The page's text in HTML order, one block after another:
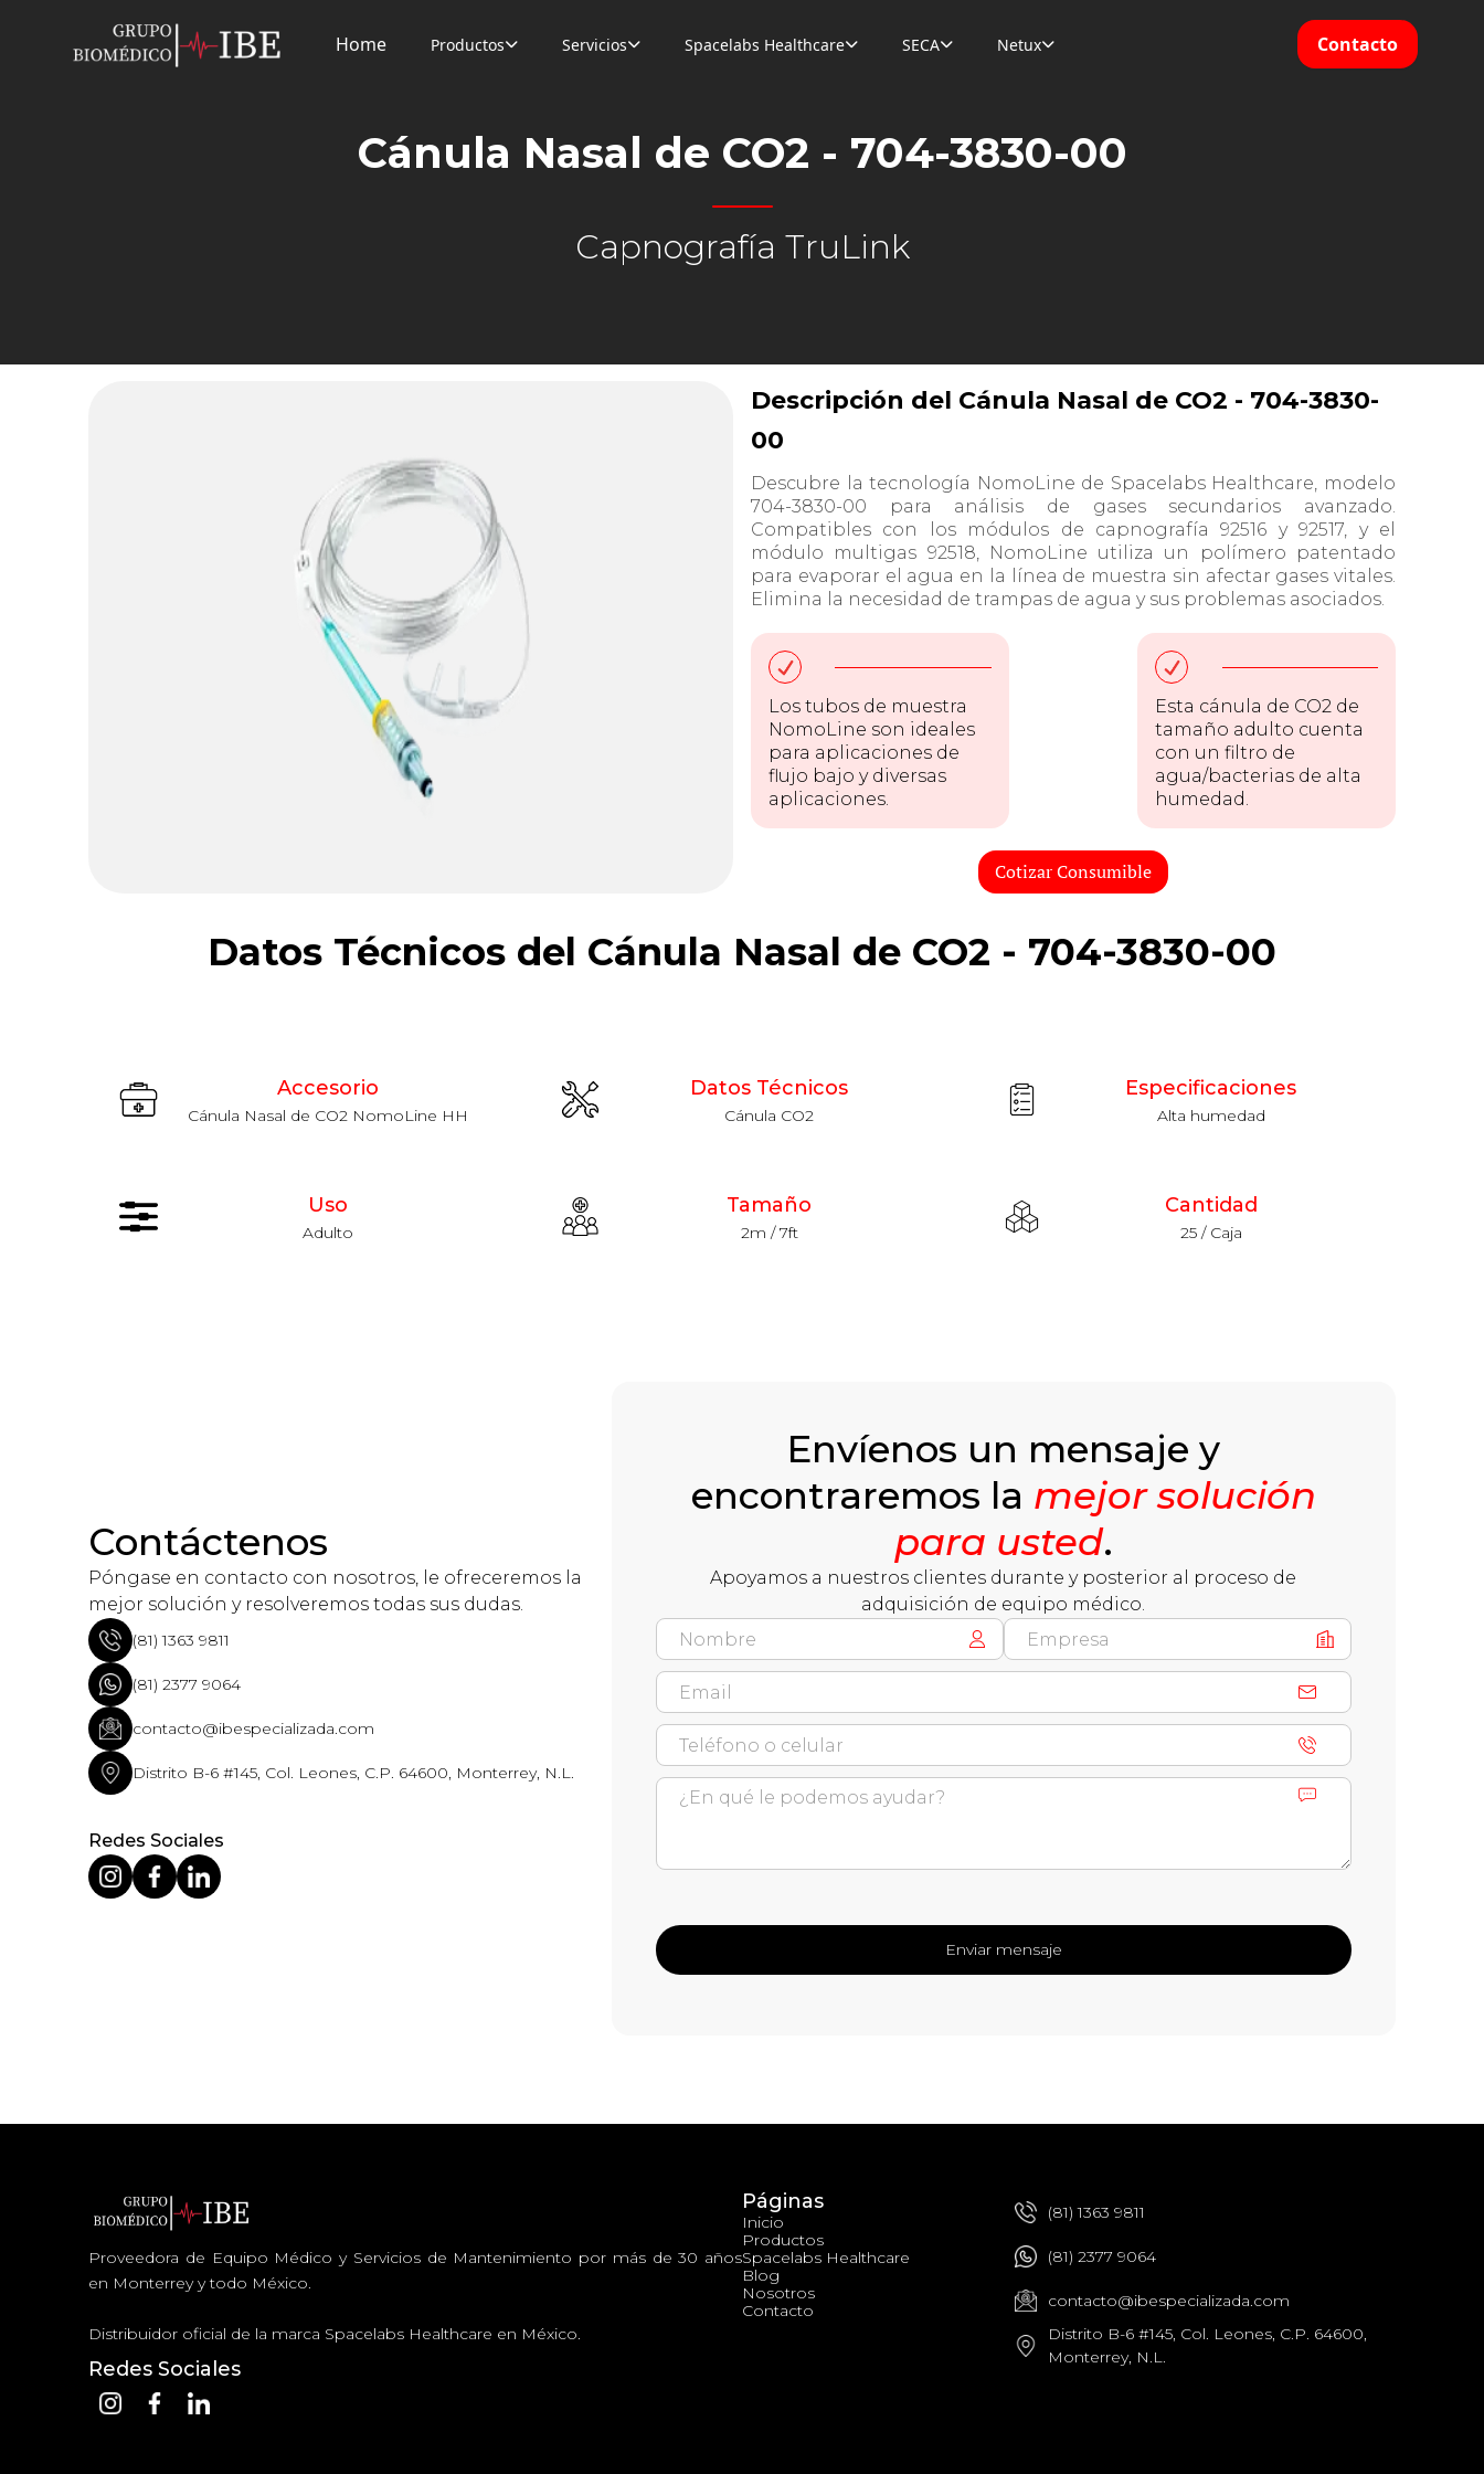
Home Productos Servicios Spacelabs Healthcare SECA Netux Contacto
Cánula Nasal de CO2 - 704-3830-00
Capnografía TruLink
Descripción del Cánula Nasal de CO2 - 704-3830-
00
Descubre la tecnología NomoLine de Spacelabs Healthcare, modelo
704-3830-00 para análisis de gases secundarios avanzado.
Compatibles con los módulos de capnografía 92516 y 92517, y el
módulo multigas 92518, NomoLine utiliza un polímero patentado
para evaporar el agua en la línea de muestra sin afectar gases vitales.
Elimina la necesidad de trampas de agua y sus problemas asociados.
Los tubos de muestra
NomoLine son ideales
para aplicaciones de
flujo bajo y diversas
aplicaciones.
Esta cánula de CO2 de
tamaño adulto cuenta
con un filtro de
agua/bacterias de alta
humedad.
Cotizar Consumible
Datos Técnicos del Cánula Nasal de CO2 - 704-3830-00
Accesorio
Cánula Nasal de CO2 NomoLine HH
Datos Técnicos
Cánula CO2
Especificaciones
Alta humedad
Uso
Adulto
Tamaño
2m / 7ft
Cantidad
25 / Caja
Contáctenos
Póngase en contacto con nosotros, le ofreceremos la
mejor solución y resolveremos todas sus dudas.
(81) 1363 9811
(81) 2377 9064
contacto@ibespecializada.com
Distrito B-6 #145, Col. Leones, C.P. 64600, Monterrey, N.L.
Redes Sociales
Envíenos un mensaje y
encontraremos la mejor solución
para usted.
Apoyamos a nuestros clientes durante y posterior al proceso de
adquisición de equipo médico.
Proveedora de Equipo Médico y Servicios de Mantenimiento por más de 30 años
en Monterrey y todo México.
Distribuidor oficial de la marca Spacelabs Healthcare en México.
Redes Sociales
Páginas
Inicio
Productos
Spacelabs Healthcare
Blog
Nosotros
Contacto
(81) 1363 9811
(81) 2377 9064
contacto@ibespecializada.com
Distrito B-6 #145, Col. Leones, C.P. 64600,
Monterrey, N.L.